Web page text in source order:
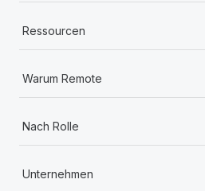
Ressourcen
Warum Remote
Nach Rolle
Unternehmen